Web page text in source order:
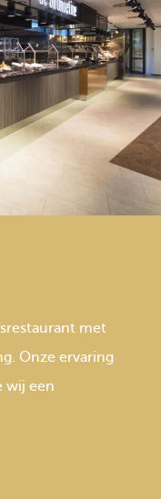
met
Onze ervaring
wij een